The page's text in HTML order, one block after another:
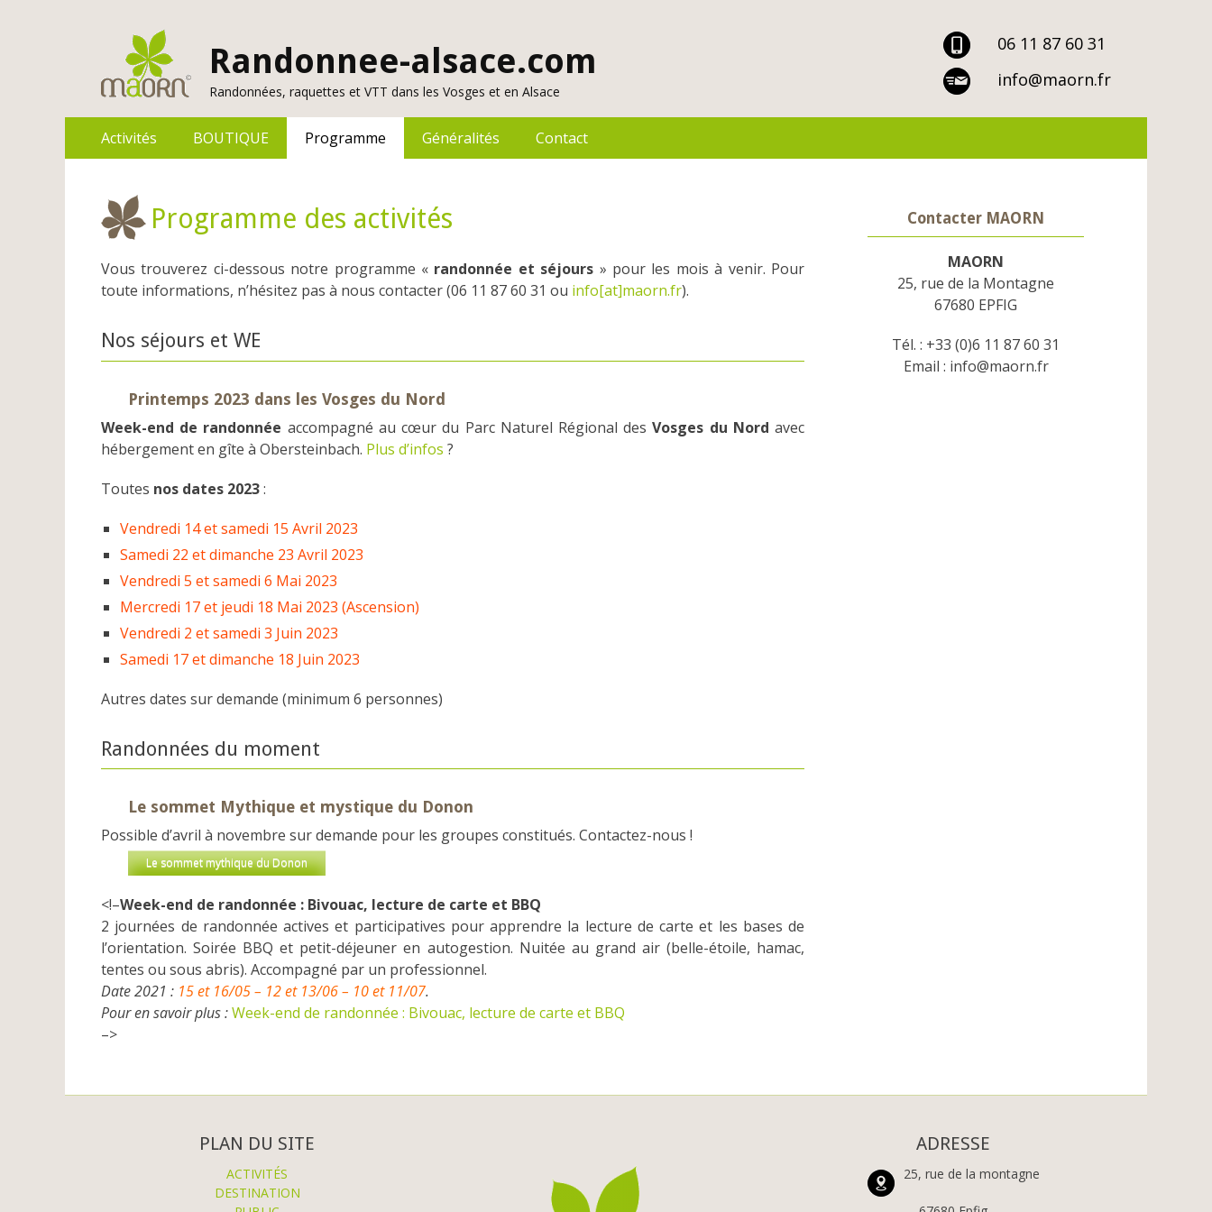
Randonnee-alsace.com
Randonnées, raquettes et VTT dans les Vosges et en Alsace
06 11 87 60 31
info@maorn.fr
Menu
principal
Activités BOUTIQUE Programme Généralités Contact
Programme des activités
Vous trouverez ci-dessous notre programme « randonnée et séjours » pour les mois à venir. Pour
toute informations, n’hésitez pas à nous contacter (06 11 87 60 31 ou info[at]maorn.fr).
Nos séjours et WE
Printemps 2023 dans les Vosges du Nord
Week-end de randonnée accompagné au cœur du Parc Naturel Régional desVosges du Nord avec
hébergement en gîte à Obersteinbach. Plus d’infos ?
Toutes nos dates 2023:
Vendredi 14 et samedi 15 Avril 2023
Samedi 22 et dimanche 23 Avril 2023
Vendredi 5 et samedi 6 Mai 2023
Mercredi 17 et jeudi 18 Mai 2023 (Ascension)
Vendredi 2 et samedi 3 Juin 2023
Samedi 17 et dimanche 18 Juin 2023
Autres dates sur demande (minimum 6 personnes)
Randonnées du moment
Le sommet Mythique et mystique du Donon
Possible d’avril à novembre sur demande pour les groupes constitués. Contactez-nous !
Le sommet mythique du Donon
<!–Week-end de randonnée : Bivouac, lecture de carte et BBQ
2 journées de randonnée actives et participatives pour apprendre la lecture de carte et les bases de
l’orientation. Soirée BBQ et petit-déjeuner en autogestion. Nuitée au grand air (belle-étoile, hamac,
tentes ou sous abris). Accompagné par un professionnel.
Date 2021 : 15 et 16/05 – 12 et 13/06 – 10 et 11/07.
Pour en savoir plus :Week-end de randonnée : Bivouac, lecture de carte et BBQ
–>
Contacter MAORN
MAORN
25, rue de la Montagne
67680 EPFIG
Tél. : +33 (0)6 11 87 60 31
Email : info@maorn.fr
PLAN DU SITE
ACTIVITÉS
DESTINATION
ADRESSE
25, rue de la montagne